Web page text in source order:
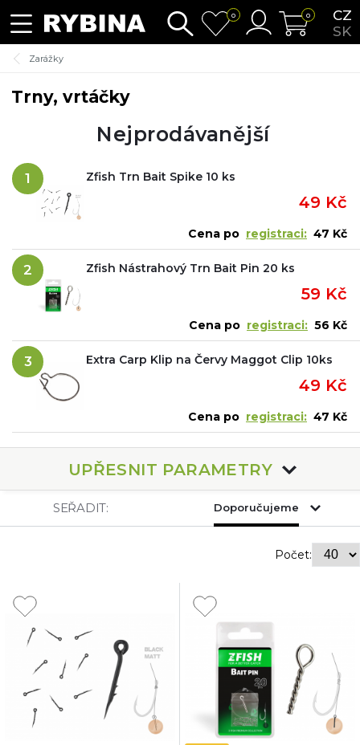
CZ
SK
0 0
Zarážky
Trny, vrtáčky
Nejprodávanější
1 Zfish Trn Bait Spike 10 ks
49 Kč
Cena po registraci: 47 Kč
2 Zfish Nástrahový Trn Bait Pin 20 ks
59 Kč
Cena po registraci: 56 Kč
3 Extra Carp Klip na Červy Maggot Clip 10ks
49 Kč
Cena po registraci: 47 Kč
UPŘESNIT PARAMETRY
SEŘADIT: Doporučujeme
Počet: